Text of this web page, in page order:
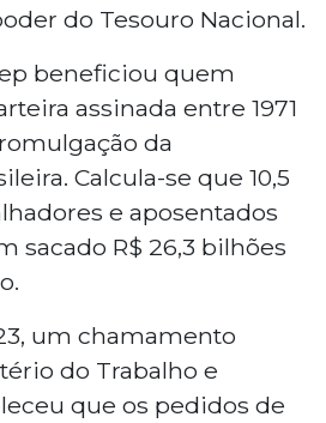
do Tesouro Nacional.
beneficiou quem
assinada entre 1971
da
Calcula-se que 10,5
e aposentados
sacado R$ 26,3 bilhões
um chamamento
do Trabalho e
que os pedidos de